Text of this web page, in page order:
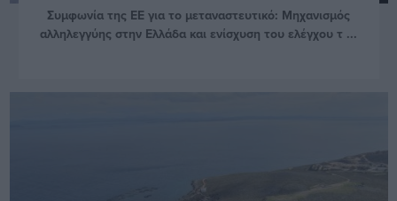
Συμφωνία της ΕΕ για το μεταναστευτικό: Μηχανισμός
αλληλεγγύης στην Ελλάδα και ενίσχυση του ελέγχου τ ...